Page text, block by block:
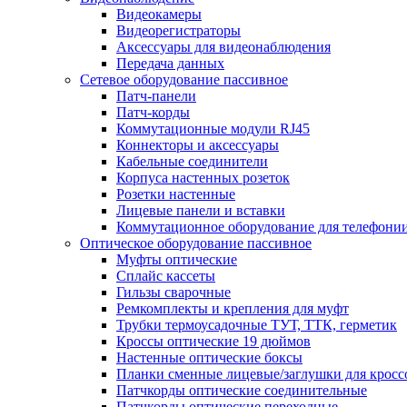
Видеокамеры
Видеорегистраторы
Аксессуары для видеонаблюдения
Передача данных
Сетевое оборудование пассивное
Патч-панели
Патч-корды
Коммутационные модули RJ45
Коннекторы и аксессуары
Кабельные соединители
Корпуса настенных розеток
Розетки настенные
Лицевые панели и вставки
Коммутационное оборудование для
Оптическое оборудование пассивное
Муфты оптические
Сплайс кассеты
Гильзы сварочные
Ремкомплекты и крепления для муфт
Трубки термоусадочные ТУТ, ТТК, герметик
Кроссы оптические 19 дюймов
Настенные оптические боксы
Планки сменные лицевые/заглушки для
Патчкорды оптические соединительные